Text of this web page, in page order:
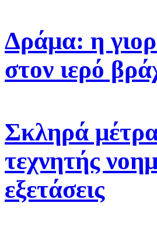
Δράμα: η
στον ιερό
Σκληρά
τεχνητής
εξετάσεις